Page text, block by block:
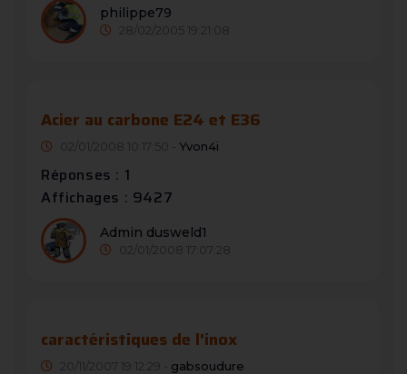
philippe79
28/02/2005 19:21:08
Acier au carbone E24 et E36
02/01/2008 10:17:50 - Yvon4i
Réponses : 1
Affichages : 9427
Admin dusweld1
02/01/2008 17:07:28
caractéristiques de l'inox
20/11/2007 19:12:29 - gabsoudure